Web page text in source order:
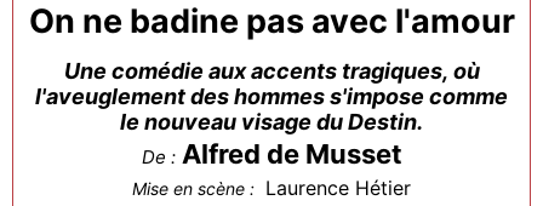
On ne badine pas avec l'amour
Une comédie aux accents tragiques, où
l'aveuglement des hommes s'impose comme
le nouveau visage du Destin.
De : Alfred de Musset
Mise en scène : Laurence Hétier